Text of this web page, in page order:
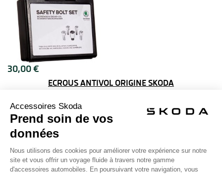
30,00 €
ÉCROUS ANTIVOL ORIGINE SKODA